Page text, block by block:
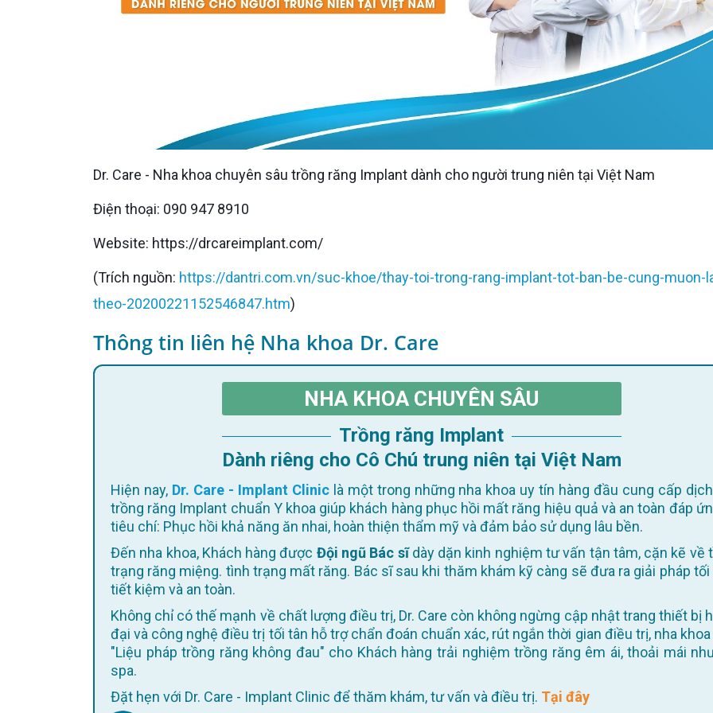
Dr. Care - Nha khoa chuyên sâu trồng răng Implant dành cho người trung niên tại Việt Nam
Điện thoại: 090 947 8910
Website: https://drcareimplant.com/
(Trích nguồn: https://dantri.com.vn/suc-khoe/thay-toi-trong-rang-implant-tot-ban-be-cung-muon-
theo-20200221152546847.htm)
Thông tin liên hệ Nha khoa Dr. Care
NHA KHOA CHUYÊN SÂU
Trồng răng Implant
Dành riêng cho Cô Chú trung niên tại Việt Nam
Hiện nay, Dr. Care - Implant Cliniclà một trong những nha khoa uy tín hàng đầu cung cấp
trồng răng Implant chuẩn Y khoa giúp khách hàng phục hồi mất răng hiệu quả và an toàn đáp
tiêu chí: Phục hồi khả năng ăn nhai, hoàn thiện thẩm mỹ và đảm bảo sử dụng lâu bền.
Đến nha khoa, Khách hàng được Đội ngũ Bác sĩdày dặn kinh nghiệm tư vấn tận tâm, cặn kẽ về
trạng răng miệng. tình trạng mất răng. Bác sĩ sau khi thăm khám kỹ càng sẽ đưa ra giải pháp tối
tiết kiệm và an toàn.
Không chỉ có thế mạnh về chất lượng điều trị, Dr. Care còn không ngừng cập nhật trang thiết bị hiện
đại và công nghệ điều trị tối tân hỗ trợ chẩn đoán chuẩn xác, rút ngắn thời gian điều trị, nha
"Liệu pháp trồng răng không đau" cho Khách hàng trải nghiệm trồng răng êm ái, thoải mái
spa.
Đặt hẹn với Dr. Care - Implant Clinic để thăm khám, tư vấn và điều trị. Tại đây